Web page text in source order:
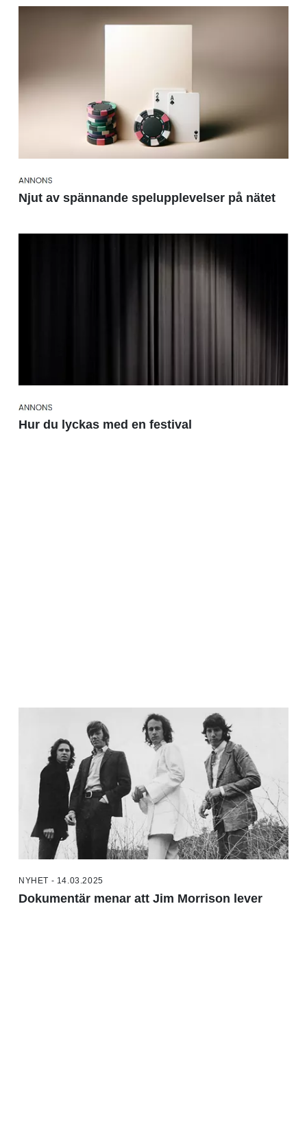
Njut av spännande spelupplevelser på nätet
Hur du lyckas med en festival
NYHET - 14.03.2025
Dokumentär menar att Jim Morrison lever